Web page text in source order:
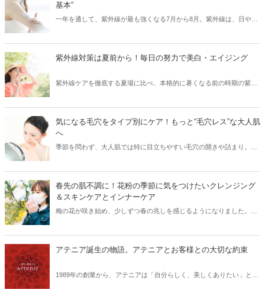
基本”
一年を通して、紫外線が最も強くなる7月から8月。紫外線は、日や
け止めを正しく使えていないと、肌は無防備な状態と同じなんです！
そこで今回は、紫外線から肌を徹底ガードするために、日やけ止めの
紫外線対策は夏前から！毎日の努力で美白・エイジング
紫外線ケアを徹底する夏場に比べ、本格的に暑くなる前の時期の紫外
に達するので、この時期の紫外線こそ要注意！また紫外線を浴びるこ
とでシミができてしまった部分は、シワのリスクにつながるなどの肌
ジングケアのためにも重要です。今回は、そんな大人の肌ケアには欠
気になる毛穴をタイプ別にケア！もっと“毛穴レス”な大人肌
へ
季節を問わず、大人肌では特に目立ちやすい毛穴の開きや詰まり。夏
てしまうと、皮脂が酸化し黒ずみの原因に。特に、40代以降の大人の
肌は、たるみ毛穴からシワになってしまう恐れも……。今回は、大人
の肌悩みに多い毛穴について、毛穴のタイプ別にお手入れ方法をご紹
介します。
春先の肌不調に！花粉の季節に気をつけたいクレンジング
＆スキンケアとインナーケア
梅の花が咲き始め、少しずつ春の兆しを感じるようになりました。立
出しやすくなります。そこで今回は、肌の花粉対策＆花粉シーズンの
クレンジング＆スキンケアとインナーケアについてご紹介します。
アテニア誕生の物語。アテニアとお客様との大切な約束
1989年の創業から、アテニアは「自分らしく、美しくありたい」とい